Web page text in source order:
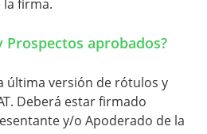
la firma.
Prospectos aprobados?
última versión de rótulos y
Deberá estar firmado
y/o Apoderado de la